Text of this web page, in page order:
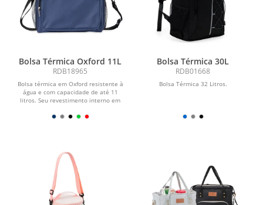
Bolsa Térmica Oxford 11L
RDB18965
Bolsa térmica em Oxford resistente à
água e com capacidade de até 11
litros. Seu revestimento interno em
Bolsa Térmica 30L
RDB01668
Bolsa Térmica 32 Litros.